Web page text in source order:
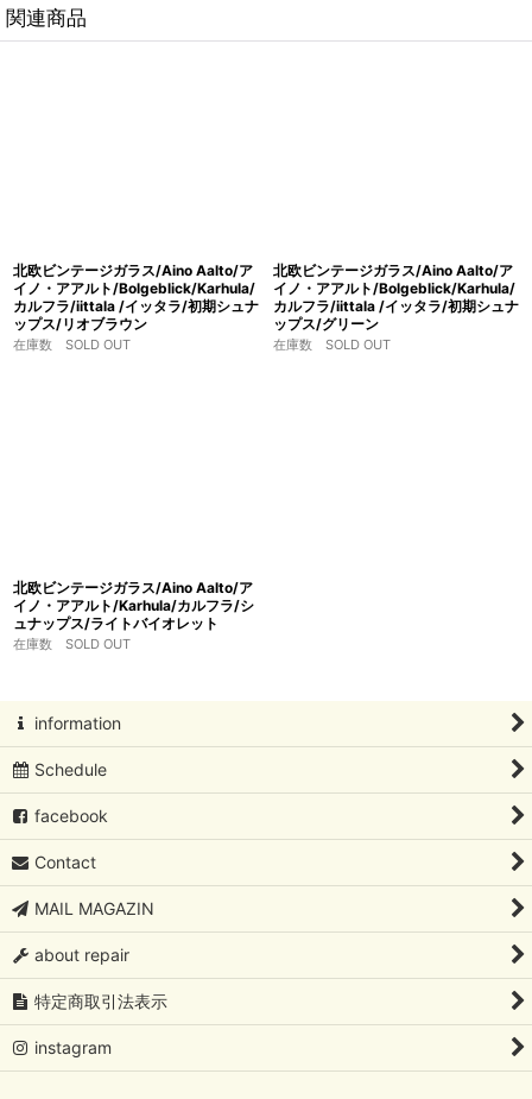
関連商品
北欧ビンテージガラス/Aino Aalto/ア
イノ・アアルト/Bolgeblick/Karhula/
カルフラ/iittala /イッタラ/初期シュナ
ップス/リオブラウン
在庫数 SOLD OUT
北欧ビンテージガラス/Aino Aalto/ア
イノ・アアルト/Bolgeblick/Karhula/
カルフラ/iittala /イッタラ/初期シュナ
ップス/グリーン
在庫数 SOLD OUT
北欧ビンテージガラス/Aino Aalto/ア
イノ・アアルト/Karhula/カルフラ/シ
ュナップス/ライトバイオレット
在庫数 SOLD OUT
information
Schedule
facebook
Contact
MAIL MAGAZIN
about repair
特定商取引法表示
instagram